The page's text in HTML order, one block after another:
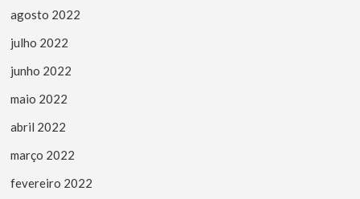
agosto 2022
julho 2022
junho 2022
maio 2022
abril 2022
março 2022
fevereiro 2022